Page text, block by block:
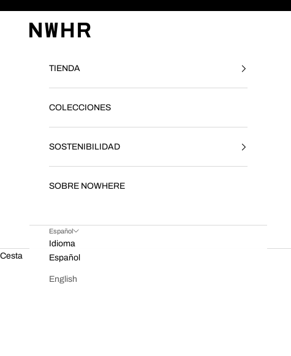
NWHR CLOTHING
TIENDA
COLECCIONES
SOSTENIBILIDAD
SOBRE NOWHERE
Español
Idioma
Español
English
Cesta